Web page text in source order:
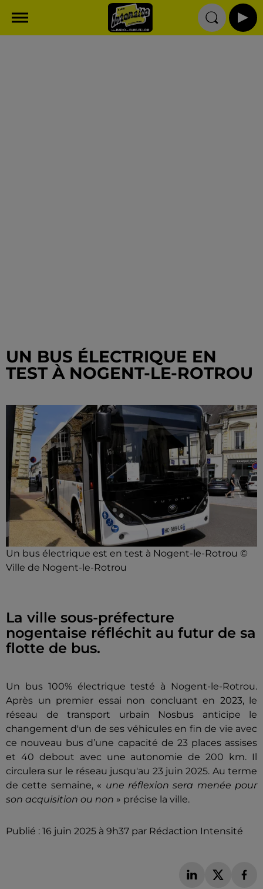
UN BUS ÉLECTRIQUE EN
TEST À NOGENT-LE-ROTROU
Un bus électrique est en test à Nogent-le-Rotrou ©
Ville de Nogent-le-Rotrou
La ville sous-préfecture
nogentaise réfléchit au futur de sa
flotte de bus.
Un bus 100% électrique testé à Nogent-le-Rotrou.
Après un premier essai non concluant en 2023, le
réseau de transport urbain Nosbus anticipe le
changement d'un de ses véhicules en fin de vie avec
ce nouveau bus d’une capacité de 23 places assises
et 40 debout avec une autonomie de 200 km. Il
circulera sur le réseau jusqu'au 23 juin 2025. Au terme
de cette semaine, « une réflexion sera menée pour
son acquisition ou non » précise la ville.
Publié : 16 juin 2025 à 9h37 par Rédaction Intensité